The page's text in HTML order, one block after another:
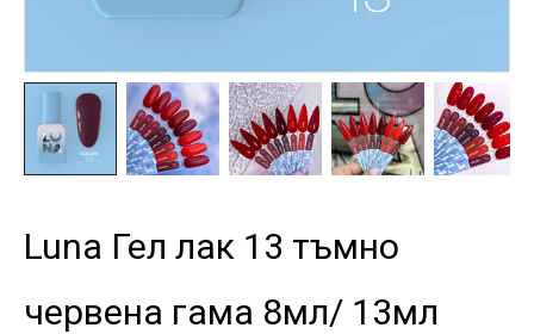
Luna Гел лак 13 тъмно
червена гама 8мл/ 13мл